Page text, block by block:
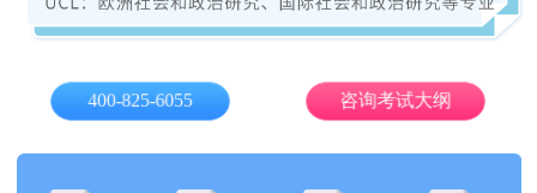
400-825-6055 咨询考试大纲